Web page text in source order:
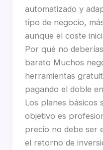
automatizado y
tipo de negocio,
aunque el coste
Por qué no
barato Muchos
herramientas
pagando el doble
Los planes básicos
objetivo es
precio no debe ser
el retorno de